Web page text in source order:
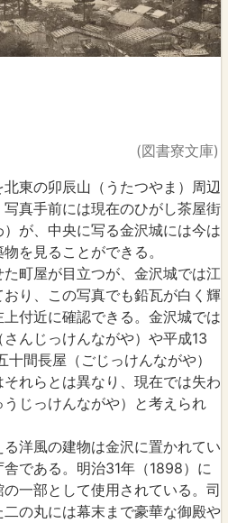
(図書寮文庫)
東の卯辰山（うたつやま）周辺
真手前には現在のひがし茶屋街
が、中央に写る金沢城には今は
を見ることができる。
町屋が目立つが、金沢城では江
り、この写真でも鉛瓦が白く輝
付近に確認できる。金沢城では
んじっけんながや）や平成13
間長屋（ごじっけんながや）
れらとは異なり、現在では失わ
じっけんながや）と考えられ
洋風の建物は金沢に置かれてい
である。明治31年（1898）に
一部として使用されている。司
の丸には幕末まで豪華な御殿や